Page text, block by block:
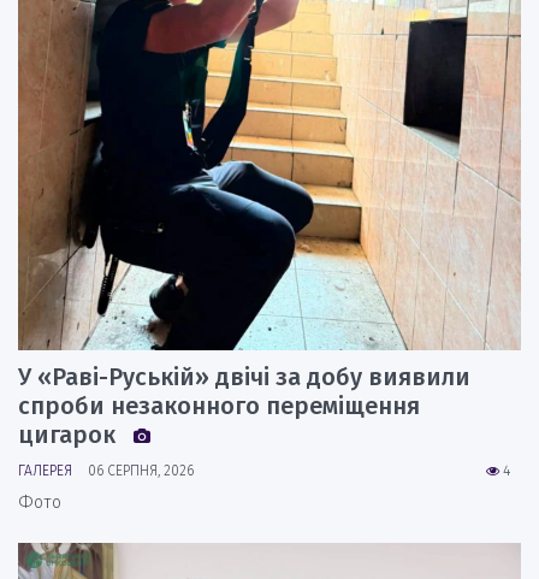
У «Раві-Руській» двічі за добу виявили
спроби незаконного переміщення
цигарок
4
ГАЛЕРЕЯ 06 СЕРПНЯ, 2026
Фото